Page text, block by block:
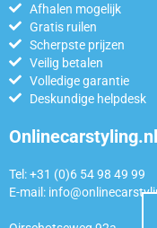
Afhalen mogelijk
Gratis ruilen
Scherpste prijzen
Veilig betalen
Volledige garantie
Deskundige helpdesk
Onlinecarstyling.nl
Tel: +31 (0)6 54 98 49 99
E-mail: